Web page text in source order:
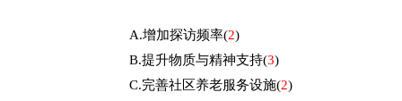
A.增加探访频率(2)
B.提升物质与精神支持(3)
C.完善社区养老服务设施(2)